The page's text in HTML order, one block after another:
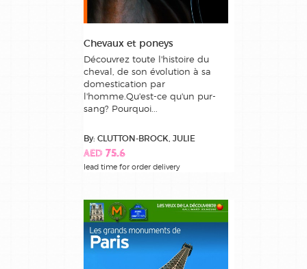
Chevaux et poneys
Découvrez toute l'histoire du
cheval, de son évolution à sa
domestication par
l'homme.Qu'est-ce qu'un pur-
sang? Pourquoi...
By: CLUTTON-BROCK, JULIE
AED 75.6
lead time for order delivery